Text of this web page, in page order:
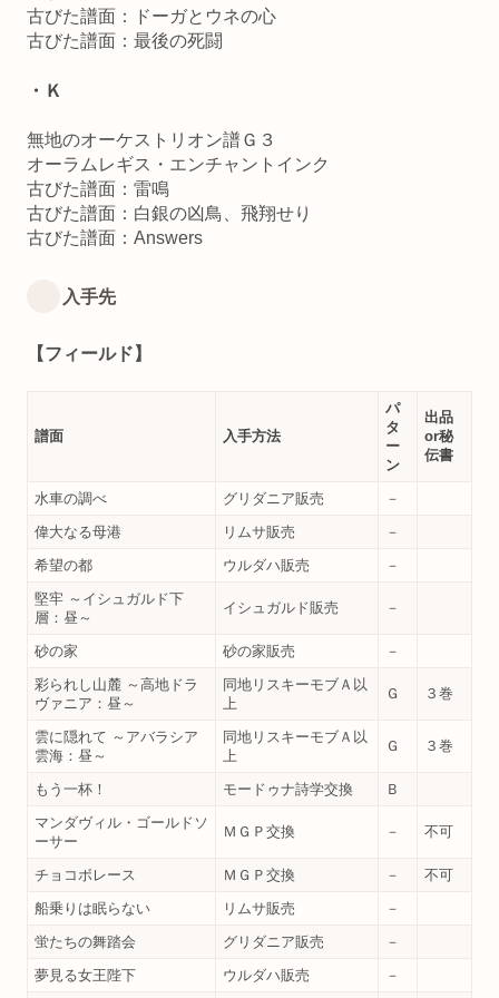
古びた譜面：ドーガとウネの心
古びた譜面：最後の死闘
・Ｋ
無地のオーケストリオン譜Ｇ３
オーラムレギス・エンチャントインク
古びた譜面：雷鳴
古びた譜面：白銀の凶鳥、飛翔せり
古びた譜面：Answers
入手先
【フィールド】
譜面 入手方法
パ
タ
ー
ン
出品
or秘
伝書
水車の調べ グリダニア販売
－
偉大なる母港
リムサ販売
－
希望の都
ウルダハ販売
－
堅牢 ～イシュガルド下
層：昼～
イシュガルド販売 －
砂の家 砂の家販売
－
彩られし山麓 ～高地ドラ
ヴァニア：昼～
同地リスキーモブＡ以
上
Ｇ ３巻
雲に隠れて ～アバラシア
雲海：昼～
同地リスキーモブＡ以
上
Ｇ ３巻
もう一杯！ モードゥナ詩学交換
Ｂ
マンダヴィル・ゴールドソ
ーサー
ＭＧＰ交換 － 不可
チョコボレース ＭＧＰ交換 －
不可
船乗りは眠らない
リムサ販売
－
蛍たちの舞踏会
グリダニア販売
－
夢見る女王陛下
ウルダハ販売 －